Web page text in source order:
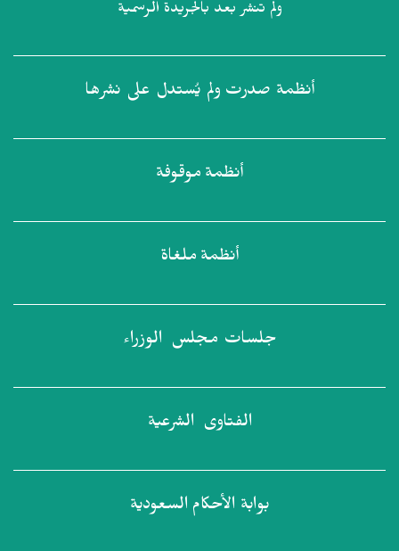
ولم تنشر بعد بالجريدة الرسمية
أنظمة صدرت ولم يُستدل على نشرها
أنظمة موقوفة
أنظمة ملغاة
جلسات مجلس الوزراء
الفتاوى الشرعية
بوابة الأحكام السعودية